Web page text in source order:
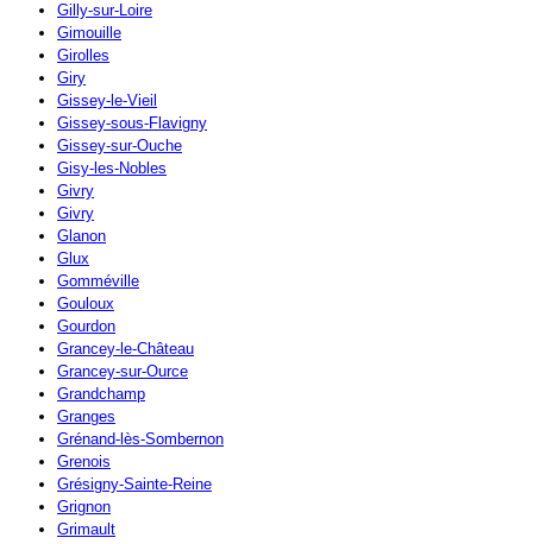
Gilly-sur-Loire
Gimouille
Girolles
Giry
Gissey-le-Vieil
Gissey-sous-Flavigny
Gissey-sur-Ouche
Gisy-les-Nobles
Givry
Givry
Glanon
Glux
Gomméville
Gouloux
Gourdon
Grancey-le-Château
Grancey-sur-Ource
Grandchamp
Granges
Grénand-lès-Sombernon
Grenois
Grésigny-Sainte-Reine
Grignon
Grimault